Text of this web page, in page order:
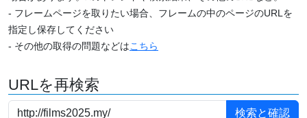
- フレームページを取りたい場合、フレームの中のページのURLを
指定し保存してください
- その他の取得の問題などはこちら
URLを再検索